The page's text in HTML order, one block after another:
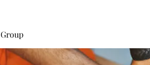
Group